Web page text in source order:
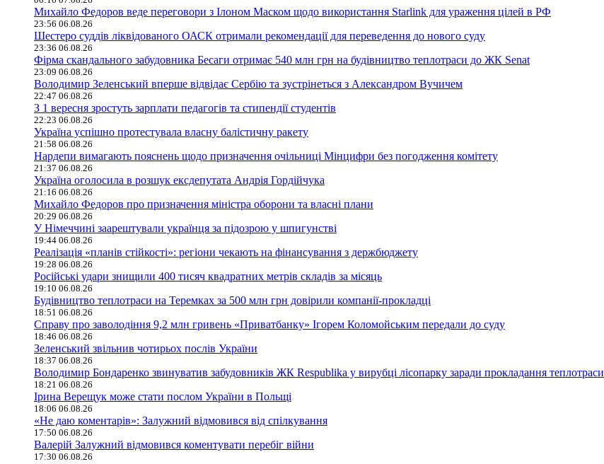
Михайло Федоров веде переговори з Ілоном Маском щодо використання Starlink для ураження цілей в РФ
23:56 06.08.26
Шестеро суддів ліквідованого ОАСК отримали рекомендації для переведення до нового суду
23:36 06.08.26
Фірма скандального забудовника Бесаги отримає 540 млн грн на будівництво теплотраси до ЖК Senat
23:09 06.08.26
Володимир Зеленський вперше відвідає Сербію та зустрінеться з Александром Вучичем
22:47 06.08.26
З 1 вересня зростуть зарплати педагогів та стипендії студентів
22:23 06.08.26
Україна успішно протестувала власну балістичну ракету
21:58 06.08.26
Нардепи вимагають пояснень щодо призначення очільниці Мінцифри без погодження комітету
21:37 06.08.26
Україна оголосила в розшук ексдепутата Андрія Гордійчука
21:16 06.08.26
Михайло Федоров про призначення міністра оборони та власні плани
20:29 06.08.26
У Німеччині заарештували українця за підозрою у шпигунстві
19:44 06.08.26
Реалізація «планів стійкості»: регіони чекають на фінансування з держбюджету
19:28 06.08.26
Російські удари знищили 400 тисяч квадратних метрів складів за місяць
19:10 06.08.26
Будівництво теплотраси на Теремках за 500 млн грн довірили компанії-прокладці
18:51 06.08.26
Справу про заволодіння 9,2 млн гривень «Приватбанку» Ігорем Коломойським передали до суду
18:46 06.08.26
Зеленський звільнив чотирьох послів України
18:37 06.08.26
Володимир Бондаренко звинуватив забудовників ЖК Respublika у вирубці лісопарку заради прокладання теплотраси
18:21 06.08.26
Ірина Верещук може стати послом України в Польщі
18:06 06.08.26
«Не даю коментарів»: Залужний відмовився від спілкування
17:50 06.08.26
Валерій Залужний відмовився коментувати перебіг війни
17:30 06.08.26